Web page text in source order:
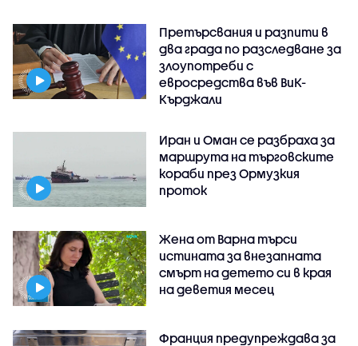
Претърсвания и разпити в
два града по разследване за
злоупотреби с
евросредства във ВиК-
Кърджали
Иран и Оман се разбраха за
маршрута на търговските
кораби през Ормузкия
проток
Жена от Варна търси
истината за внезапната
смърт на детето си в края
на деветия месец
Франция предупреждава за